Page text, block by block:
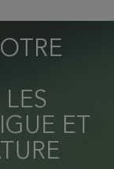
ET